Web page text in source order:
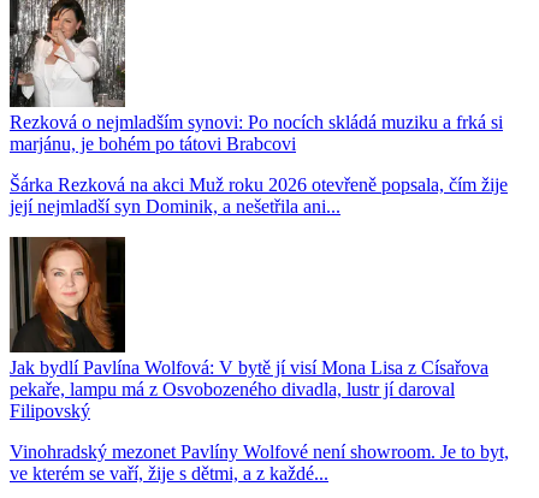
Rezková o nejmladším synovi: Po nocích skládá muziku a frká si
marjánu, je bohém po tátovi Brabcovi
Šárka Rezková na akci Muž roku 2026 otevřeně popsala, čím žije
její nejmladší syn Dominik, a nešetřila ani...
Jak bydlí Pavlína Wolfová: V bytě jí visí Mona Lisa z Císařova
pekaře, lampu má z Osvobozeného divadla, lustr jí daroval
Filipovský
Vinohradský mezonet Pavlíny Wolfové není showroom. Je to byt,
ve kterém se vaří, žije s dětmi, a z každé...